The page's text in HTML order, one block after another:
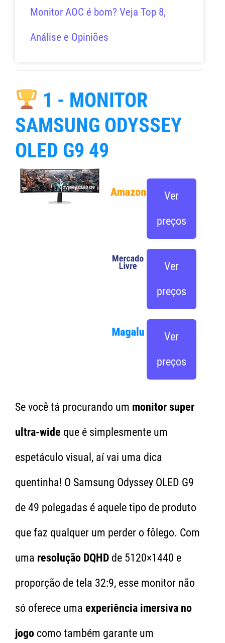
Monitor AOC é bom? Veja Top 8,
Análise e Opiniões
1 - MONITOR
SAMSUNG ODYSSEY
OLED G9 49
Ver
preços
Ver
preços
Ver
preços
Se você tá procurando um monitor super
ultra-wide que é simplesmente um
espetáculo visual, aí vai uma dica
quentinha! O Samsung Odyssey OLED G9
de 49 polegadas é aquele tipo de produto
que faz qualquer um perder o fôlego. Com
uma resolução DQHD de 5120×1440 e
proporção de tela 32:9, esse monitor não
só oferece uma experiência imersiva no
jogo como também garante um